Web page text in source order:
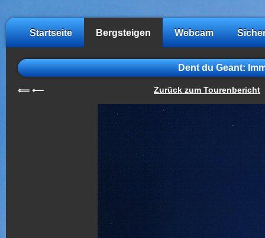
Startseite Bergsteigen Webcam
Dent du Geant:
⟸ ⟵ Zurück zum Tourenbericht